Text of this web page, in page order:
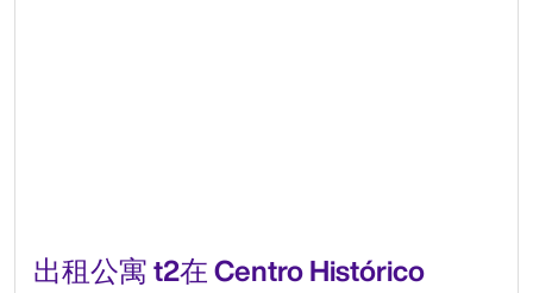
出租公寓 t2在 Centro Histórico